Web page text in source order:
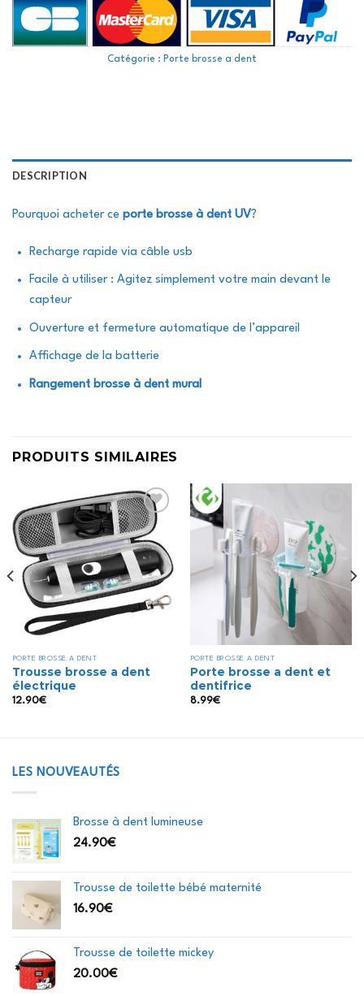
Catégorie : Porte brosse a dent
DESCRIPTION
Pourquoi acheter ce porte brosse à dent UV?
Recharge rapide via câble usb
Facile à utiliser : Agitez simplement votre main devant le
capteur
Ouverture et fermeture automatique de l’appareil
Affichage de la batterie
Rangement brosse à dent mural
PRODUITS SIMILAIRES
Ajouter
à la liste
d’envies
PORTE BROSSE A DENT
Trousse brosse a dent
électrique
12.90€
Ajouter
à la liste
d’envies
PORTE BROSSE A DENT
Porte brosse a dent et
dentifrice
8.99€
LES NOUVEAUTÉS
Brosse à dent lumineuse
24.90€
Trousse de toilette bébé maternité
16.90€
Trousse de toilette mickey
20.00€